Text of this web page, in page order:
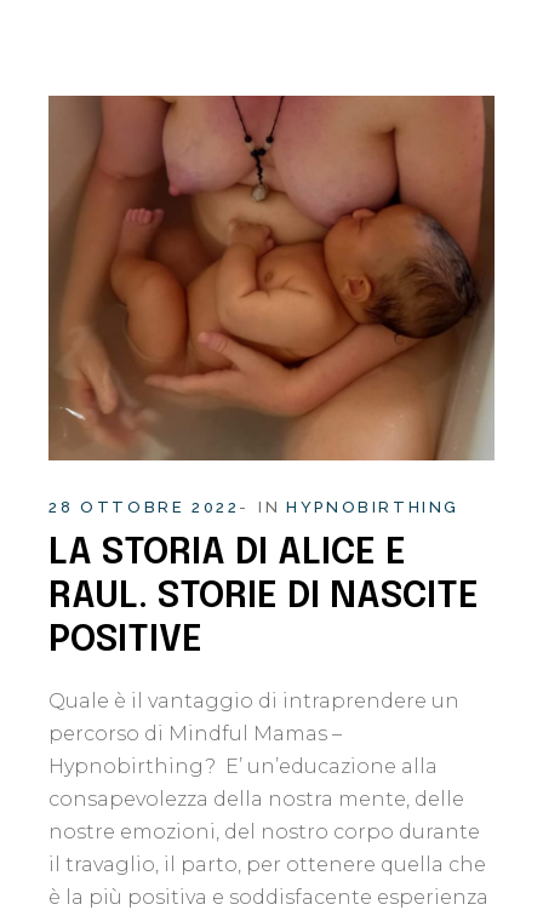
28 OTTOBRE 2022 IN HYPNOBIRTHING
LA STORIA DI ALICE E
RAUL. STORIE DI NASCITE
POSITIVE
Quale è il vantaggio di intraprendere un
percorso di Mindful Mamas –
Hypnobirthing? E’ un’educazione alla
consapevolezza della nostra mente, delle
nostre emozioni, del nostro corpo durante
il travaglio, il parto, per ottenere quella che
è la più positiva e soddisfacente esperienza